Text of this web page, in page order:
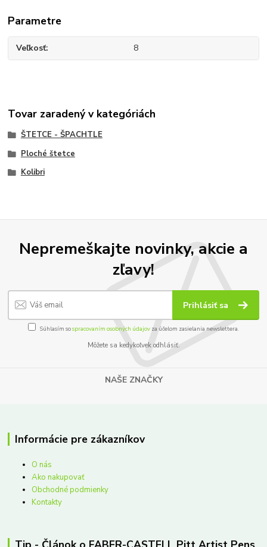
Parametre
Veľkosť 8
Tovar zaradený v kategóriách
ŠTETCE - ŠPACHTLE
Ploché štetce
Kolibri
Nepremeškajte novinky, akcie a
zľavy!
Prihlásiť sa
Súhlasím sospracovaním osobných údajov za účelom zasielania newslettera.
Môžete sa kedykoľvek odhlásiť.
NAŠE ZNAČKY
Informácie pre zákazníkov
O nás
Ako nakupovať
Obchodné podmienky
Kontakty